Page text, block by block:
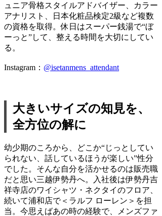
ュニア骨格スタイルアドバイザー、カラー
アナリスト、日本化粧品検定2級など複数
の資格を取得。休日はスーパー銭湯で“ぼ
ーっと”して、整える時間を大切にしてい
る。
Instagram： @isetanmens_attendant
大きいサイズの知見を、
全方位の解に
幼少期のころから、どこか“じっとしてい
られない、話しているほうが楽しい”性分
でした。そんな自分を活かせるのは販売職
だと思い三越伊勢丹へ。入社後は伊勢丹吉
祥寺店のワイシャツ・ネクタイのフロア、
続いて浦和店で＜ラルフ ローレン＞を担
当。今思えばあの時の経験で、メンズファ